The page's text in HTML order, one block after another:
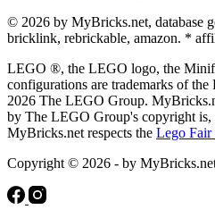
© 2026 by MyBricks.net, database
bricklink, rebrickable, amazon. *
LEGO ®, the LEGO logo, the
configurations are trademarks of
2026 The LEGO Group.
by The LEGO Group's copyright is,
MyBricks.net respects the Lego Fair
Copyright © 2026 - by